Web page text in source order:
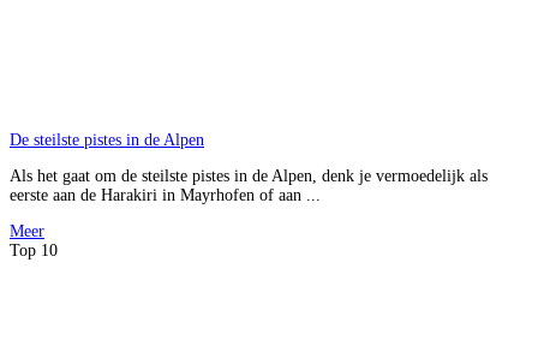
De steilste pistes in de Alpen
Als het gaat om de steilste pistes in de Alpen, denk je vermoedelijk als
eerste aan de Harakiri in Mayrhofen of aan ...
Meer
Top 10